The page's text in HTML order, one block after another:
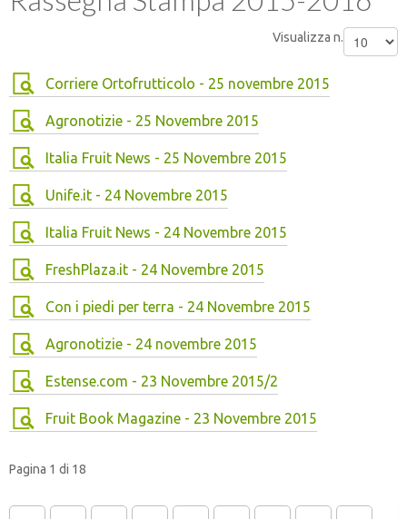
Visualizza n.
Corriere Ortofrutticolo - 25 novembre 2015
Agronotizie - 25 Novembre 2015
Italia Fruit News - 25 Novembre 2015
Unife.it - 24 Novembre 2015
Italia Fruit News - 24 Novembre 2015
FreshPlaza.it - 24 Novembre 2015
Con i piedi per terra - 24 Novembre 2015
Agronotizie - 24 novembre 2015
Estense.com - 23 Novembre 2015/2
Fruit Book Magazine - 23 Novembre 2015
Pagina 1 di 18